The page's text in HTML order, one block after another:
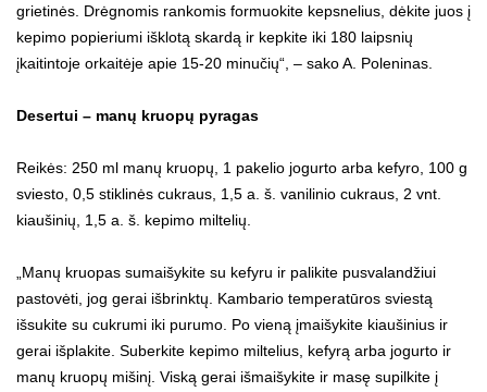
grietinės. Drėgnomis rankomis formuokite kepsnelius, dėkite juos į
kepimo popieriumi išklotą skardą ir kepkite iki 180 laipsnių
įkaitintoje orkaitėje apie 15-20 minučių“, – sako A. Poleninas.
Desertui – manų kruopų pyragas
Reikės: 250 ml manų kruopų, 1 pakelio jogurto arba kefyro, 100 g
sviesto, 0,5 stiklinės cukraus, 1,5 a. š. vanilinio cukraus, 2 vnt.
kiaušinių, 1,5 a. š. kepimo miltelių.
„Manų kruopas sumaišykite su kefyru ir palikite pusvalandžiui
pastovėti, jog gerai išbrinktų. Kambario temperatūros sviestą
išsukite su cukrumi iki purumo. Po vieną įmaišykite kiaušinius ir
gerai išplakite. Suberkite kepimo miltelius, kefyrą arba jogurto ir
manų kruopų mišinį. Viską gerai išmaišykite ir masę supilkite į